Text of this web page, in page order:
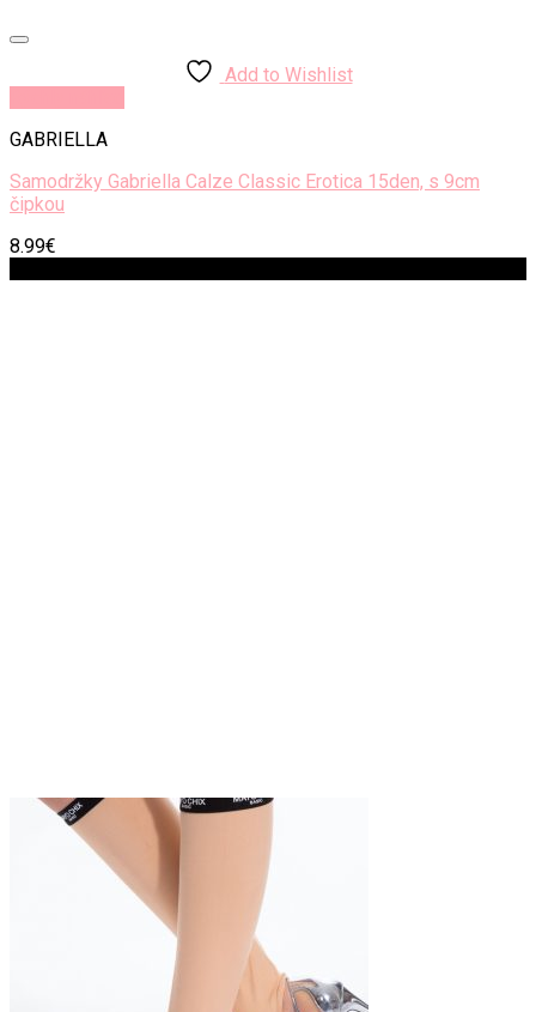
Add to Wishlist
GABRIELLA
Samodržky Gabriella Calze Classic Erotica 15den, s 9cm
čipkou
8.99€